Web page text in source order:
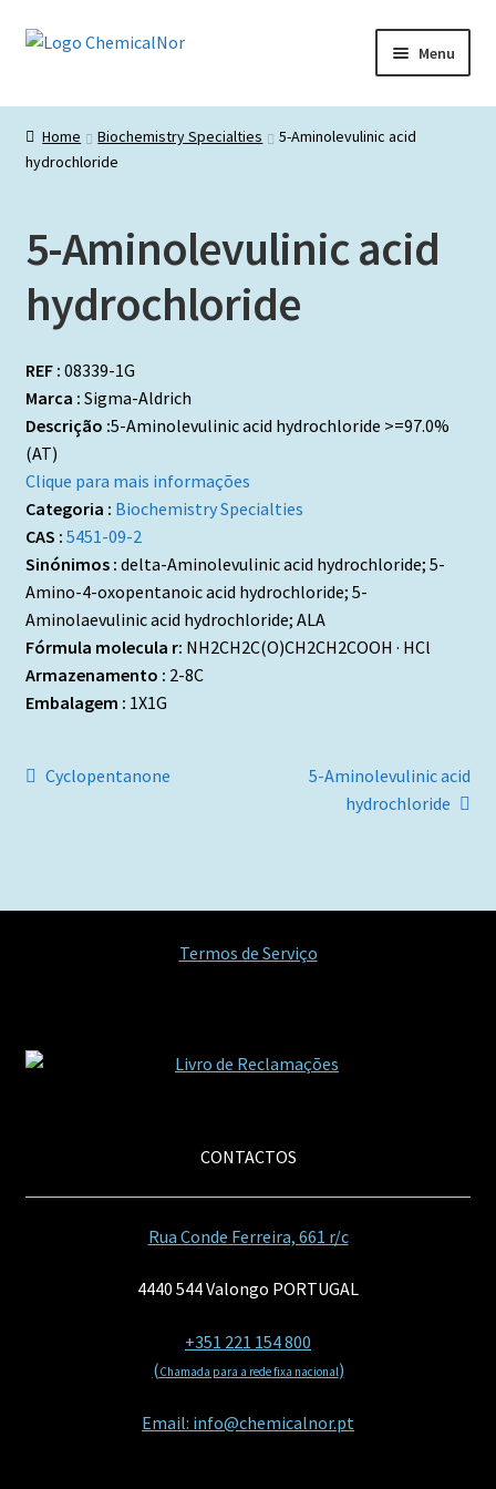
Ir
Saltar
Menu
Início
Lista de produtos
Home Biochemistry Specialties
5-Aminolevulinic acid
hydrochloride
5-Aminolevulinic acid
hydrochloride
REF : 08339-1G
Marca : Sigma-Aldrich
Descrição :5-Aminolevulinic acid hydrochloride >=97.0%
(AT)
Clique para mais informações
Categoria : Biochemistry Specialties
CAS : 5451-09-2
Sinónimos : delta-Aminolevulinic acid hydrochloride; 5-
Amino-4-oxopentanoic acid hydrochloride; 5-
Aminolaevulinic acid hydrochloride; ALA
Fórmula molecula r: NH2CH2C(O)CH2CH2COOH · HCl
Armazenamento : 2-8C
Embalagem : 1X1G
Navegação
Artigo
Cyclopentanone
Artigo
seguinte:
5-Aminolevulinic acid
hydrochloride
Termos de Serviço
CONTACTOS
Rua Conde Ferreira, 661 r/c
4440 544 Valongo PORTUGAL
+351 221 154 800
(Chamada para a rede fixa nacional)
Email: info@chemicalnor.pt